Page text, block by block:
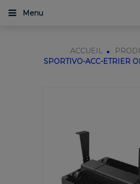
Menu
ACCUEIL
SPORTIVO-ACC-ETRIER